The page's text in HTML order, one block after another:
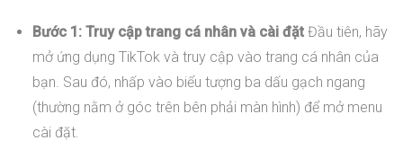
Bước 1: Truy cập trang cá nhân và cài đặtĐầu tiên, hãy
mở ứng dụng TikTok và truy cập vào trang cá nhân của
bạn. Sau đó, nhấp vào biểu tượng ba dấu gạch ngang
(thường nằm ở góc trên bên phải màn hình) để mở menu
cài đặt.